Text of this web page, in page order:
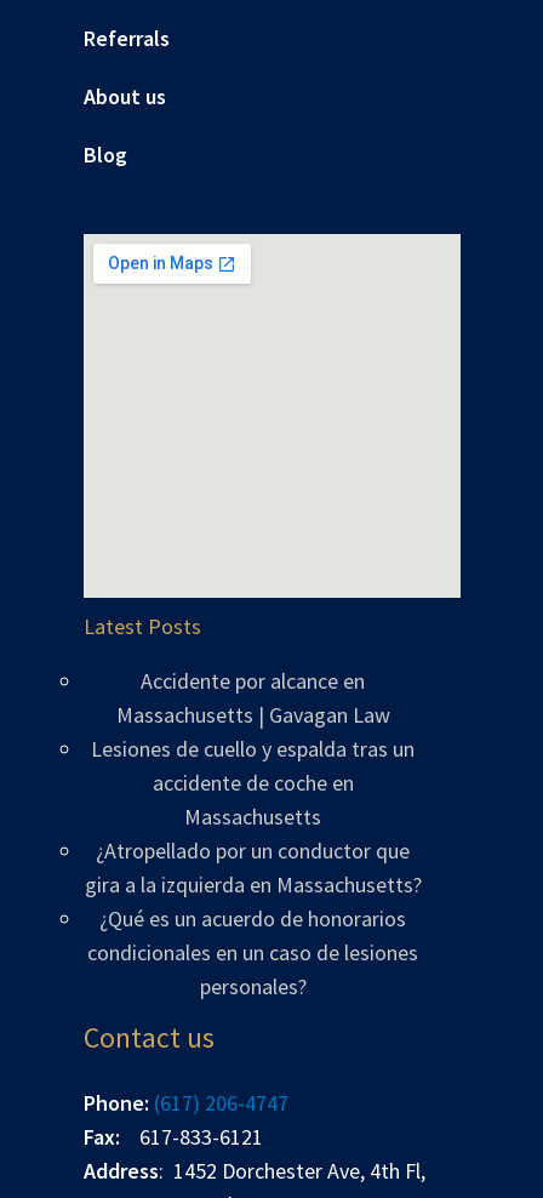
Referrals
About us
Blog
Latest Posts
Accidente por alcance en
Massachusetts | Gavagan Law
Lesiones de cuello y espalda tras un
accidente de coche en
Massachusetts
¿Atropellado por un conductor que
gira a la izquierda en Massachusetts?
¿Qué es un acuerdo de honorarios
condicionales en un caso de lesiones
personales?
Contact us
Phone: (617) 206-4747
Fax: 617-833-6121
Address: 1452 Dorchester Ave, 4th Fl,